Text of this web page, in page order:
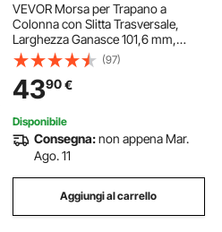
VEVOR Morsa per Trapano a
Colonna con Slitta Trasversale,
Larghezza Ganasce 101,6 mm,
Morsa da Banco con Asse XY a 2
Vie, Morsetto per Banco da Lavoro
per Fresatrice CNC per
Lavorazione del Legno
(97)
4390€
Disponibile
Consegna:non appena Mar.
Ago. 11
Aggiungi al carrello